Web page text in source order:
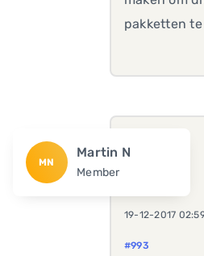
pakketten
MN
Martin N
Member
19-12-2017
#993